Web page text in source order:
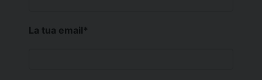
La tua email*